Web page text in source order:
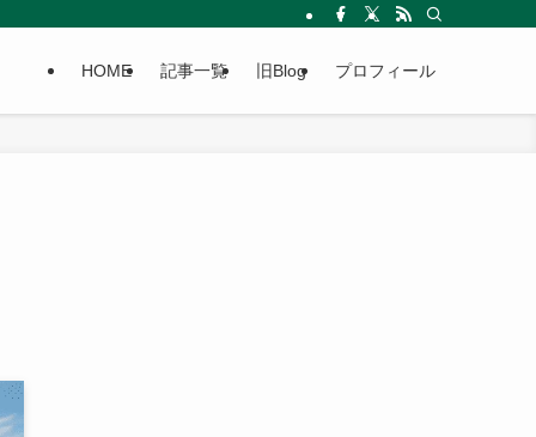
HOME 記事一覧 旧Blog プロフィール